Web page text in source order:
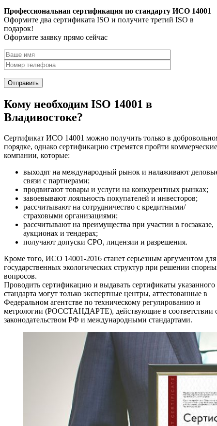
Профессиональная сертификация по стандарту ИСО 14001
Оформите два сертификата ISO и получите третий ISO в
подарок!
Оформите заявку прямо сейчас
Кому необходим ISO 14001 в
Владивостоке?
Сертификат ИСО 14001 можно получить только в
порядке, однако сертификацию стремятся пройти коммерческие
компании, которые:
выходят на международный рынок и налаживают
связи с партнерами;
продвигают товары и услуги на конкурентных рынках;
завоевывают лояльность покупателей и инвесторов;
рассчитывают на сотрудничество с кредитными/
страховыми организациями;
рассчитывают на преимущества при участии в госзаказе,
аукционах и тендерах;
получают допуски СРО, лицензии и разрешения.
Кроме того, ИСО 14001-2016 станет серьезным аргументом для
государственных экологических структур при решении
вопросов.
Проводить сертификацию и выдавать сертификаты указанного
стандарта могут только экспертные центры, аттестованные в
Федеральном агентстве по техническому регулированию и
метрологии (РОССТАНДАРТЕ), действующие в соответствии
законодательством РФ и международными стандартами.